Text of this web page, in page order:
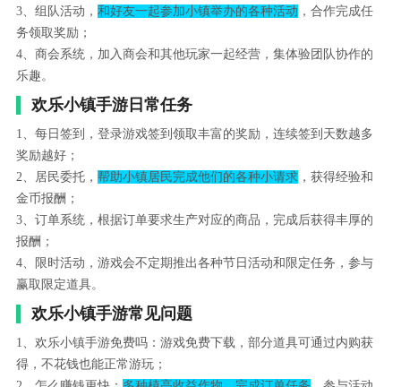
3、组队活动， 和好友一起参加小镇举办的各种活动 ，合作完成任
务领取奖励；
4、商会系统，加入商会和其他玩家一起经营，集体验团队协作的
乐趣。
欢乐小镇手游日常任务
1、每日签到，登录游戏签到领取丰富的奖励，连续签到天数越多
奖励越好；
2、居民委托， 帮助小镇居民完成他们的各种小请求，获得经验和
金币报酬；
3、订单系统，根据订单要求生产对应的商品，完成后获得丰厚的
报酬；
4、限时活动，游戏会不定期推出各种节日活动和限定任务，参与
赢取限定道具。
欢乐小镇手游常见问题
1、欢乐小镇手游免费吗：游戏免费下载，部分道具可通过内购获
得，不花钱也能正常游玩；